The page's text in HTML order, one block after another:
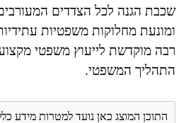
שכבת הגנה לכל הצדדים
ומונעת מחלוקות משפטיות
רבה מוקדשת לייעוץ משפטי
התהליך המשפטי.
התוכן המוצג כאן נועד למטרות מידע